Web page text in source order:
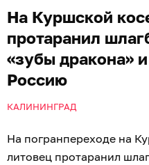
На Куршской
протаранил
«зубы дракона»
Россию
КАЛИНИНГРАД
На погранпереходе на
литовец протаранил